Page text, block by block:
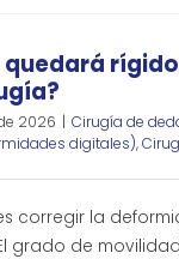
quedará
2026 | Cirugía de
digitales),
corregir la
grado de